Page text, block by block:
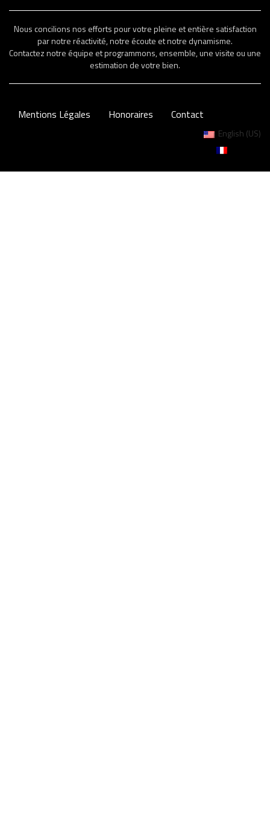
Nous concilions nos efforts pour votre pleine et entière satisfaction
par notre réactivité, notre écoute et notre dynamisme.
Contactez notre équipe et programmons, ensemble, une visite ou une
estimation de votre bien.
Mentions Légales Honoraires Contact
English (US)